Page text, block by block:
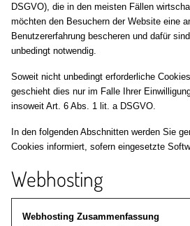
DSGVO), die in den meisten Fällen
möchten den Besuchern der Website eine
Benutzererfahrung bescheren und dafür
unbedingt notwendig.
Soweit nicht unbedingt erforderliche
geschieht dies nur im Falle Ihrer
insoweit Art. 6 Abs. 1 lit. a DSGVO.
In den folgenden Abschnitten werden Sie
Cookies informiert, sofern eingesetzte
Webhosting
Webhosting Zusammenfassung